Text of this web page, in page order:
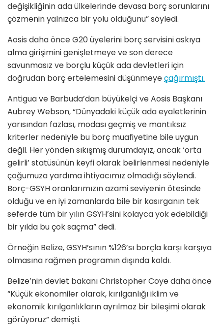
değişikliğinin ada ülkelerinde devasa borç sorunlarını
çözmenin yalnızca bir yolu olduğunu” söyledi.
Aosis daha önce G20 üyelerini borç servisini askıya
alma girişimini genişletmeye ve son derece
savunmasız ve borçlu küçük ada devletleri için
doğrudan borç ertelemesini düşünmeyeçağırmıştı.
Antigua ve Barbuda’dan büyükelçi ve Aosis Başkanı
Aubrey Webson, “Dünyadaki küçük ada eyaletlerinin
yarısından fazlası, modası geçmiş ve mantıksız
kriterler nedeniyle bu borç muafiyetine bile uygun
değil. Her yönden sıkışmış durumdayız, ancak ‘orta
gelirli’ statüsünün keyfi olarak belirlenmesi nedeniyle
çoğumuza yardıma ihtiyacımız olmadığı söylendi.
Borç-GSYH oranlarımızın azami seviyenin ötesinde
olduğu ve en iyi zamanlarda bile bir kasırganın tek
seferde tüm bir yılın GSYH’sini kolayca yok edebildiği
bir yılda bu çok saçma” dedi.
Örneğin Belize, GSYH’sının %126’sı borçla karşı karşıya
olmasına rağmen programın dışında kaldı.
Belize’nin devlet bakanı Christopher Coye daha önce
“Küçük ekonomiler olarak, kırılganlığı iklim ve
ekonomik kırılganlıkların ayrılmaz bir bileşimi olarak
görüyoruz” demişti.